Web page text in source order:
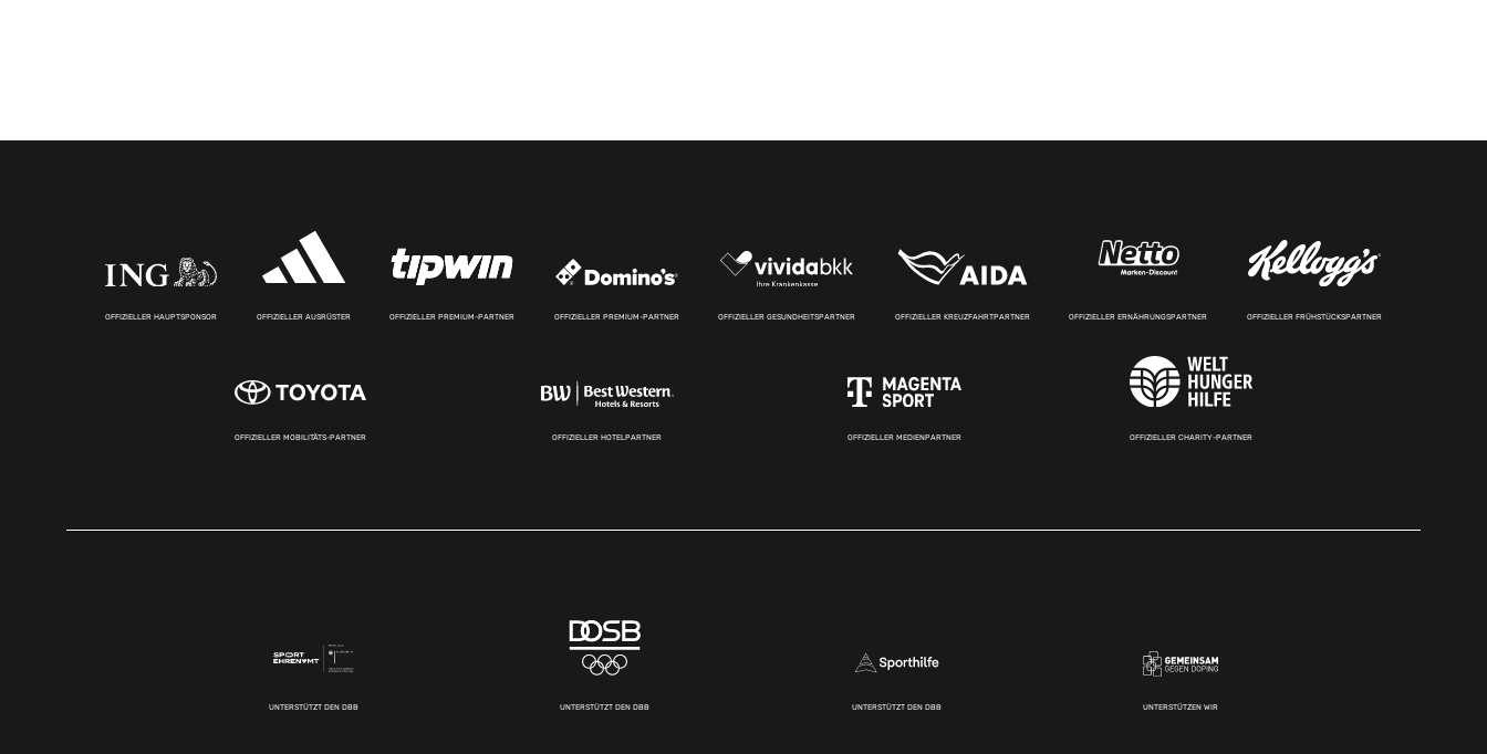
OFFIZIELLER HAUPTSPONSOR OFFIZIELLER AUSRÜSTER OFFIZIELLER PREMIUM-PARTNER OFFIZIELLER PREMIUM-PARTNER OFFIZIELLER GESUNDHEITSPARTNER OFFIZIELLER KREUZFAHRTPARTNER OFFIZIELLER ERNÄHRUNGSPARTNER OFFIZIELLER FRÜHSTÜCKSPARTNER
OFFIZIELLER MOBILITÄTS-PARTNER OFFIZIELLER HOTELPARTNER OFFIZIELLER MEDIENPARTNER OFFIZIELLER CHARITY-PARTNER
UNTERSTÜTZT DEN DBB UNTERSTÜTZT DEN DBB UNTERSTÜTZT DEN DBB UNTERSTÜTZEN WIR